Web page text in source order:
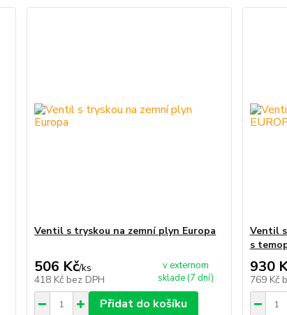
Ventil s tryskou na zemní plyn Europa
506 Kč/ks
418 Kč bez DPH
v externom
sklade (7 dní)
Přidat do košíku
Ventil
s
930
769 Kč